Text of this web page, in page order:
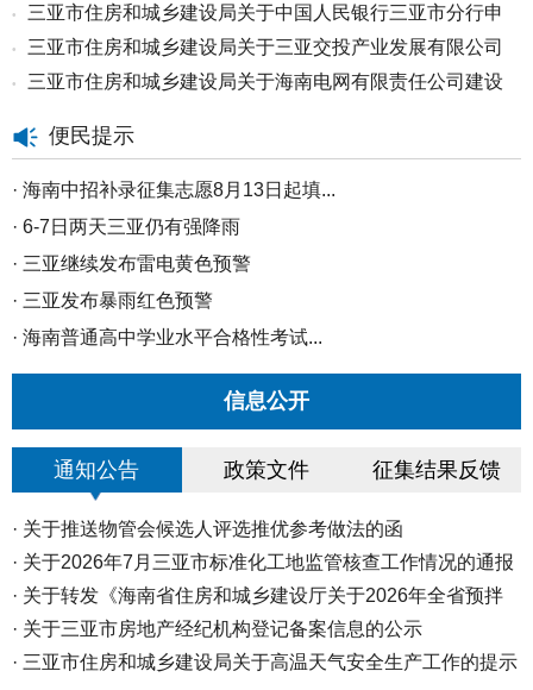
供电...
• 三亚市住房和城乡建设局关于中国人民银行三亚市分行申
请砍...
• 三亚市住房和城乡建设局关于三亚交投产业发展有限公司
申请...
• 三亚市住房和城乡建设局关于海南电网有限责任公司建设
分公...便民提示
· 海南中招补录征集志愿8月13日起填...
· 6-7日两天三亚仍有强降雨
· 三亚继续发布雷电黄色预警
· 三亚发布暴雨红色预警
· 海南普通高中学业水平合格性考试...
·8月5日至7日三亚将迎来持续性强降...
三亚市防灾减灾救灾和安全生产委...
·海南高招高职（专科）批30日起填...
海南中招二次志愿填报29日12时截...
三亚市2026年秋季中小学转学线上...
· 海南高招本科普通批投档分数线划...
· 演唱会期间 体育中心周边道路实施...
信息公开
通知公告 政策文件 征集结果反馈
· 关于推送物管会候选人评选推优参考做法的函
· 关于2026年7月三亚市标准化工地监管核查工作情况的通报
· 关于转发《海南省住房和城乡建设厅关于2026年全省预拌
混凝...
· 关于三亚市房地产经纪机构登记备案信息的公示
· 三亚市住房和城乡建设局关于高温天气安全生产工作的提示